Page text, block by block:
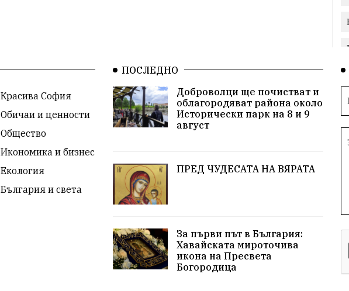
Красива София
Обичаи и ценности
Общество
Икономика и бизнес
Екология
България и света
ПОСЛЕДНО
Доброволци ще почистват и
облагородяват района около
Исторически парк на 8 и 9
август
ПРЕД ЧУДЕСАТА НА ВЯРАТА
За първи път в България:
Хавайската мироточива
икона на Пресвета
Богородица